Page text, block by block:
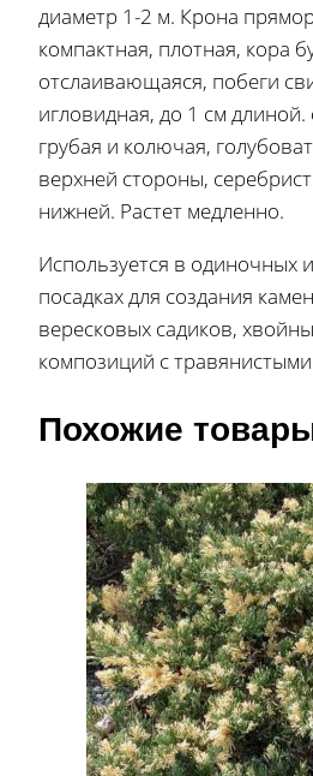
диаметр 1-2 м. Крона
компактная, плотная, кора
отслаивающаяся, побеги
игловидная, до 1 см длиной.
грубая и колючая,
верхней стороны,
нижней. Растет медленно.
Используется в одиночных
посадках для создания
вересковых садиков,
композиций с
Похожие